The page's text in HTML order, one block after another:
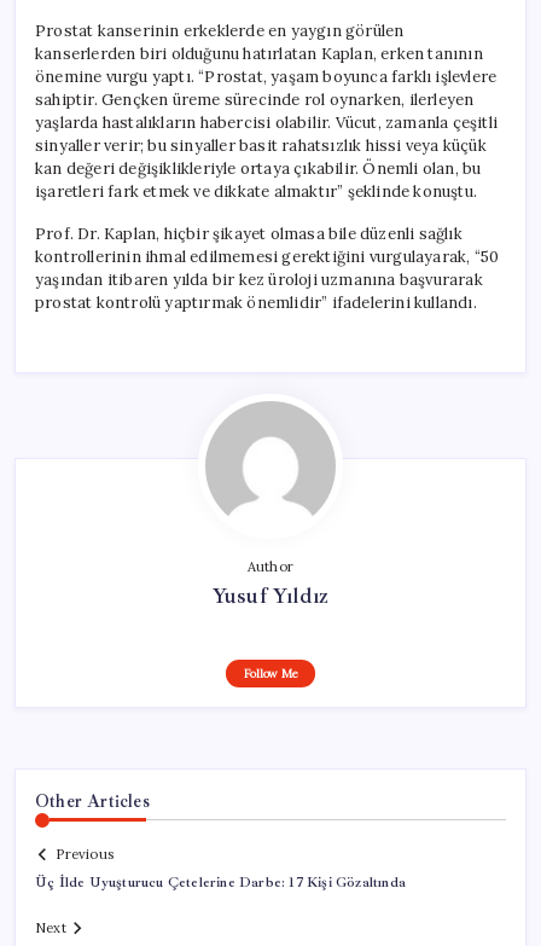
Prostat kanserinin erkeklerde en yaygın görülen
kanserlerden biri olduğunu hatırlatan Kaplan, erken tanının
önemine vurgu yaptı. “Prostat, yaşam boyunca farklı işlevlere
sahiptir. Gençken üreme sürecinde rol oynarken, ilerleyen
yaşlarda hastalıkların habercisi olabilir. Vücut, zamanla çeşitli
sinyaller verir; bu sinyaller basit rahatsızlık hissi veya küçük
kan değeri değişiklikleriyle ortaya çıkabilir. Önemli olan, bu
işaretleri fark etmek ve dikkate almaktır” şeklinde konuştu.
Prof. Dr. Kaplan, hiçbir şikayet olmasa bile düzenli sağlık
kontrollerinin ihmal edilmemesi gerektiğini vurgulayarak, “50
yaşından itibaren yılda bir kez üroloji uzmanına başvurarak
prostat kontrolü yaptırmak önemlidir” ifadelerini kullandı.
Author
Yusuf Yıldız
Follow Me
Other Articles
Previous
Üç İlde Uyuşturucu Çetelerine Darbe: 17 Kişi Gözaltında
Next